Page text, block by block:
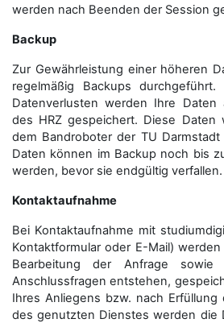
werden nach Beenden der Session
Backup
Zur Gewährleistung einer höheren
regelmäßig Backups
Datenverlusten werden Ihre Daten
des HRZ gespeichert. Diese Daten
dem Bandroboter der TU
Daten können im Backup noch bis
werden, bevor sie endgültig verfallen.
Kontaktaufnahme
Bei Kontaktaufnahme mit
Kontaktformular oder E-Mail)
Bearbeitung der Anfrage
Anschluss­fragen entstehen,
Ihres Anliegens bzw. nach
des genutzten Dienstes werden die